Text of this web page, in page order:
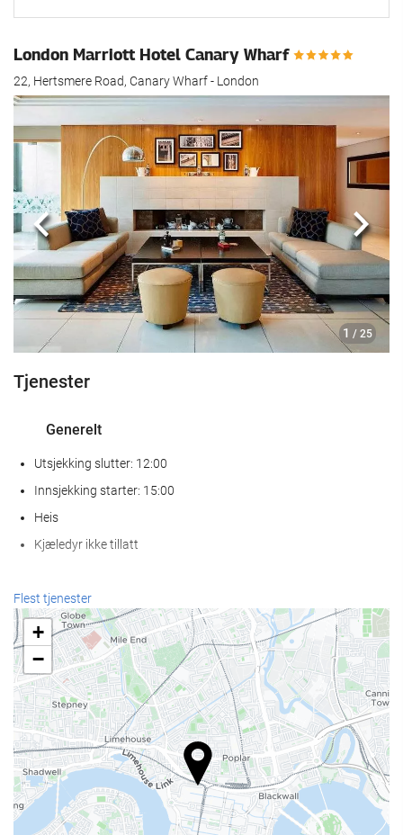
London Marriott Hotel Canary Wharf
22, Hertsmere Road, Canary Wharf - London
1 / 25
Forrige
Tjenester
Generelt
Utsjekking slutter: 12:00
Innsjekking starter: 15:00
Heis
Kjæledyr ikke tillatt
Resepsjonstjenester
Døgnåpen resepsjon
Bagasjeoppbevaring
Mat og Drikke
À la carte-restaurant
Bar
Velvære
Flest tjenester
+
−